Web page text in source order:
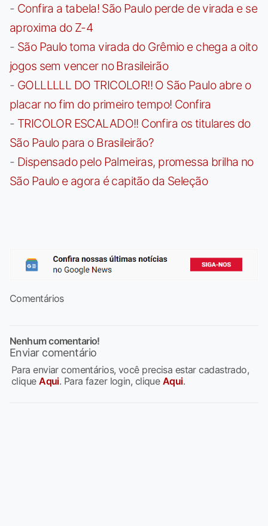
- Confira a tabela! São Paulo perde de virada e se
aproxima do Z-4
- São Paulo toma virada do Grêmio e chega a oito
jogos sem vencer no Brasileirão
- GOLLLLLL DO TRICOLOR!! O São Paulo abre o
placar no fim do primeiro tempo! Confira
- TRICOLOR ESCALADO!! Confira os titulares do
São Paulo para o Brasileirão?
- Dispensado pelo Palmeiras, promessa brilha no
São Paulo e agora é capitão da Seleção
Comentários
Nenhum comentario!
Enviar comentário
Para enviar comentários, você precisa estar cadastrado,
cliqueAqui. Para fazer login, clique Aqui.